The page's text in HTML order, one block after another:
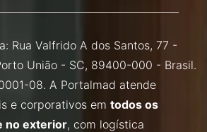
Rua Valfrido A dos Santos, 77 -
União - SC, 89400-000 - Brasil.
08. A Portalmad atende
e corporativos em todos os
no exterior, com logística